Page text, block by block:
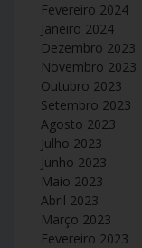
Fevereiro 2024
Janeiro 2024
Dezembro 2023
Novembro 2023
Outubro 2023
Setembro 2023
Agosto 2023
Julho 2023
Junho 2023
Maio 2023
Abril 2023
Março 2023
Fevereiro 2023